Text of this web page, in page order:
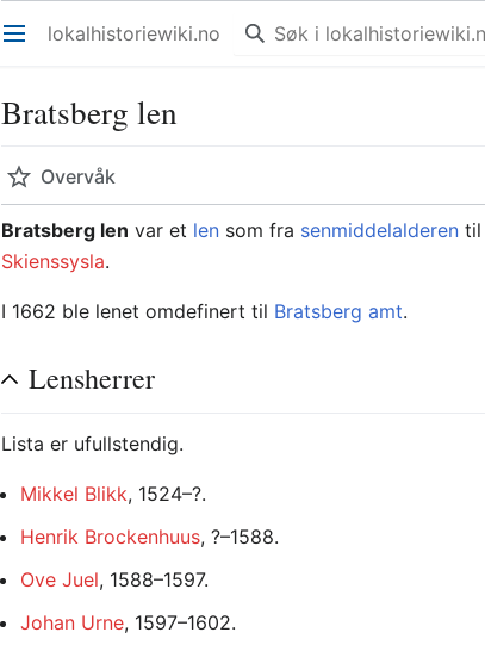
Åpne hovedmenyen lokalhistoriewiki.no
Bratsberg len
Overvåk
Bratsberg len var et len som fra senmiddelalderen til
Skienssysla.
I 1662 ble lenet omdefinert til Bratsberg amt.
Lensherrer
Lista er ufullstendig.
Mikkel Blikk, 1524–?.
Henrik Brockenhuus, ?–1588.
Ove Juel, 1588–1597.
Johan Urne, 1597–1602.